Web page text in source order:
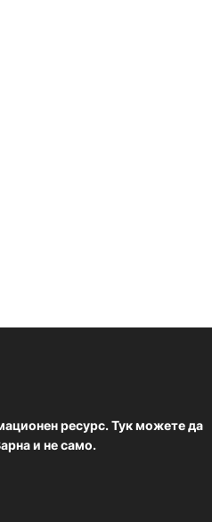
ресурс. Тук можете да
и не само.